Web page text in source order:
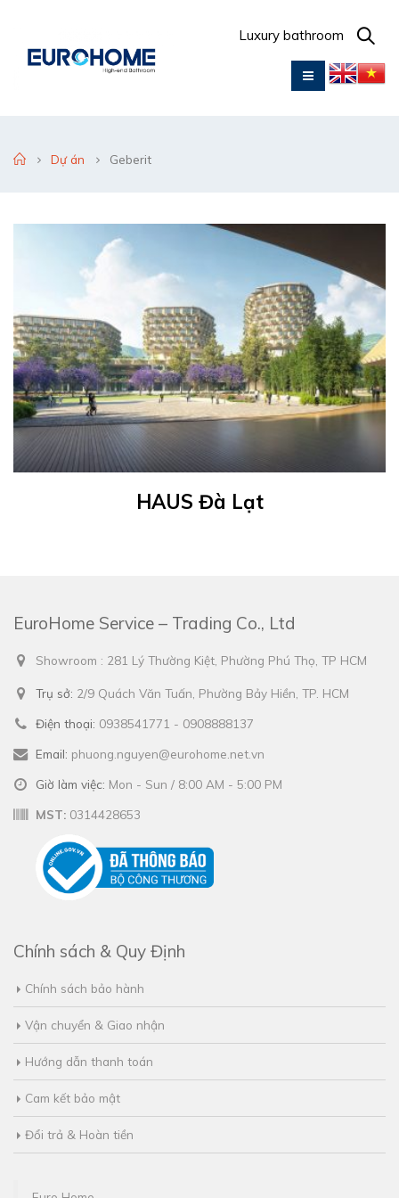
Luxury bathroom
Dự án Geberit
HAUS Đà Lạt
EuroHome Service – Trading Co., Ltd
Showroom : 281 Lý Thường Kiệt, Phường Phú Thọ, TP HCM
Trụ sở: 2/9 Quách Văn Tuấn, Phường Bảy Hiền, TP. HCM
Điện thoại: 0938541771 - 0908888137
Email: phuong.nguyen@eurohome.net.vn
Giờ làm việc: Mon - Sun / 8:00 AM - 5:00 PM
MST: 0314428653
Chính sách & Quy Định
Chính sách bảo hành
Vận chuyển & Giao nhận
Hướng dẫn thanh toán
Cam kết bảo mật
Đổi trả & Hoàn tiền